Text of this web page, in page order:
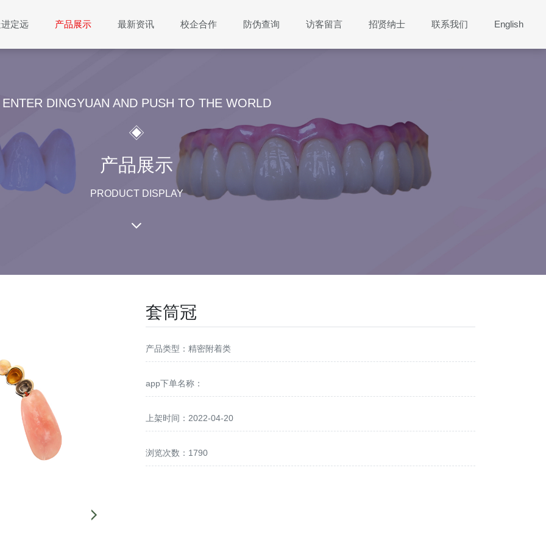
定远 产品展示 最新资讯 校企合作 防伪查询 访客留言 招贤纳士 联系我们 English
ENTER DINGYUAN AND PUSH TO THE WORLD
产品展示
PRODUCT DISPLAY
套筒冠
产品类型：精密附着类
app下单名称：
上架时间：2022-04-20
浏览次数：1790